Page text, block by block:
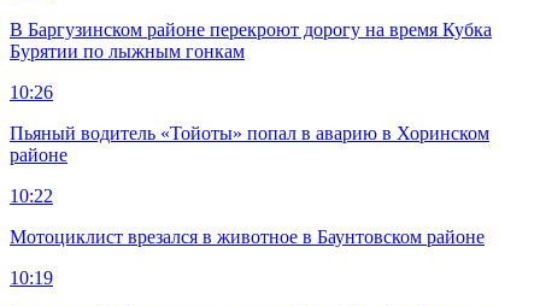
В Баргузинском районе перекроют дорогу на время Кубка
Бурятии по лыжным гонкам
10:26
Пьяный водитель «Тойоты» попал в аварию в Хоринском
районе
10:22
Мотоциклист врезался в животное в Баунтовском районе
10:19